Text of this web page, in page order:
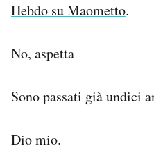
Hebdo su Maometto.
No, aspetta
Sono passati già undici
Dio mio.